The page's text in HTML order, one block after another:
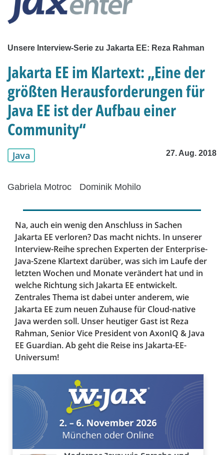
Unsere Interview-Serie zu Jakarta EE: Reza Rahman
Jakarta EE im Klartext: „Eine der
größten Herausforderungen für
Java EE ist der Aufbau einer
Community“
Java 27. Aug. 2018
Gabriela Motroc Dominik Mohilo
Na, auch ein wenig den Anschluss in Sachen
Jakarta EE verloren? Das macht nichts. In unserer
Interview-Reihe sprechen Experten der Enterprise-
Java-Szene Klartext darüber, was sich im Laufe der
letzten Wochen und Monate verändert hat und in
welche Richtung sich Jakarta EE entwickelt.
Zentrales Thema ist dabei unter anderem, wie
Jakarta EE zum neuen Zuhause für Cloud-native
Java werden soll. Unser heutiger Gast ist Reza
Rahman, Senior Vice President von AxonIQ & Java
EE Guardian. Ab geht die Reise ins Jakarta-EE-
Universum!